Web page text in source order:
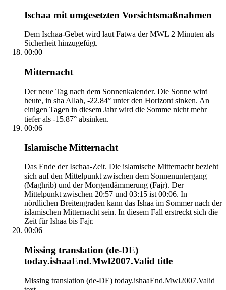
Ischaa mit umgesetzten Vorsichtsmaßnahmen
Dem Ischaa-Gebet wird laut Fatwa der MWL 2 Minuten als
Sicherheit hinzugefügt.
00:00
Mitternacht
Der neue Tag nach dem Sonnenkalender. Die Sonne wird
heute, in sha Allah, -22.84° unter den Horizont sinken. An
einigen Tagen in diesem Jahr wird die Somme nicht mehr
tiefer als -15.87° absinken.
00:06
Islamische Mitternacht
Das Ende der Ischaa-Zeit. Die islamische Mitternacht bezieht
sich auf den Mittelpunkt zwischen dem Sonnenuntergang
(Maghrib) und der Morgendämmerung (Fajr). Der
Mittelpunkt zwischen 20:57 und 03:15 ist 00:06. In
nördlichen Breitengraden kann das Ishaa im Sommer nach der
islamischen Mitternacht sein. In diesem Fall erstreckt sich die
Zeit für Ishaa bis Fajr.
00:06
Missing translation (de-DE)
today.ishaaEnd.Mwl2007.Valid title
Missing translation (de-DE) today.ishaaEnd.Mwl2007.Valid